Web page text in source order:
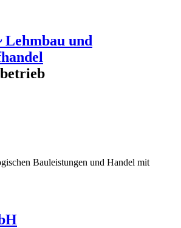
und
Bauleistungen und Handel mit